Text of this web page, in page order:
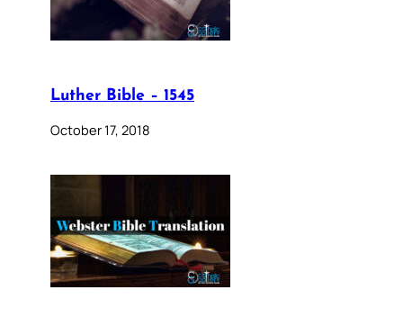
Luther Bible – 1545
October 17, 2018